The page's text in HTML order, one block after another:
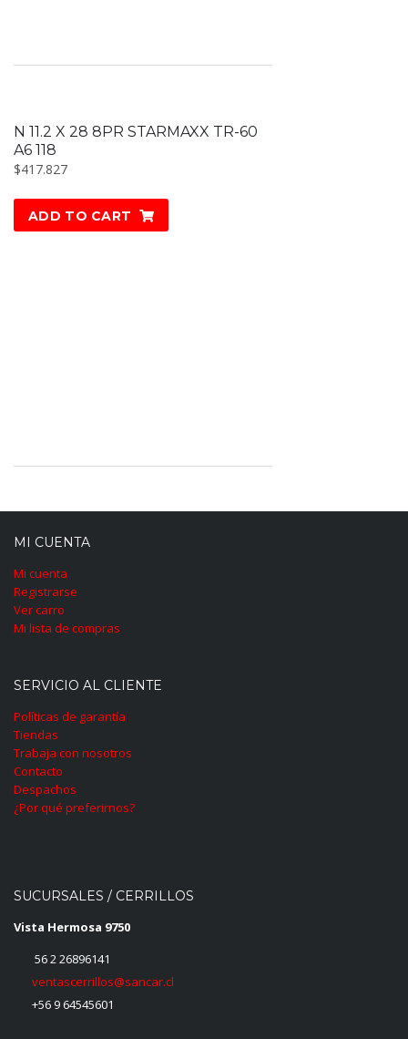
N 11.2 X 28 8PR STARMAXX TR-60
A6 118
$417.827
ADD TO CART
MI CUENTA
Mi cuenta
Registrarse
Ver carro
Mi lista de compras
SERVICIO AL CLIENTE
Políticas de garantía
Tiendas
Trabaja con nosotros
Contacto
Despachos
¿Por qué preferirnos?
SUCURSALES / CERRILLOS
Vista Hermosa 9750
56 2 26896141
ventascerrillos@sancar.cl
+56 9 64545601